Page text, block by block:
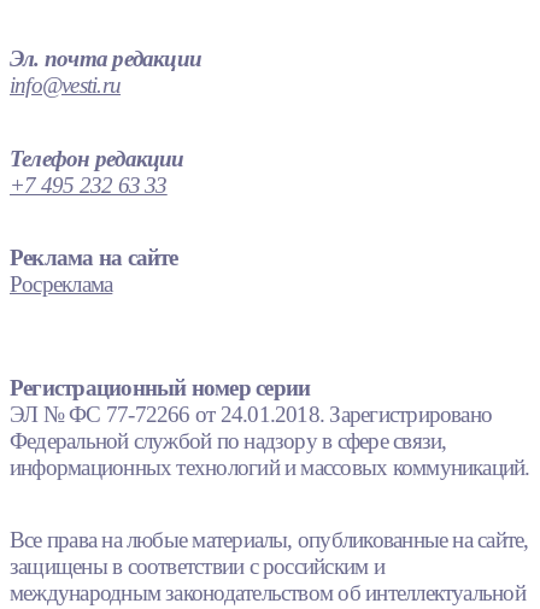
Эл. почта редакции
info@vesti.ru
Телефон редакции
+7 495 232 63 33
Реклама на сайте
Росреклама
Регистрационный номер серии
ЭЛ № ФС 77-72266 от 24.01.2018. Зарегистрировано
Федеральной службой по надзору в сфере связи,
информационных технологий и массовых коммуникаций.
Все права на любые материалы, опубликованные на сайте,
защищены в соответствии с российским и
международным законодательством об интеллектуальной